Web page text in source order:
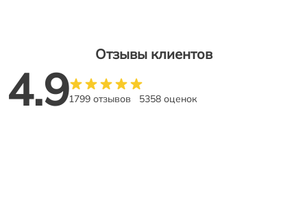
Отзывы клиентов
4.91799 отзывов 5358 оценок